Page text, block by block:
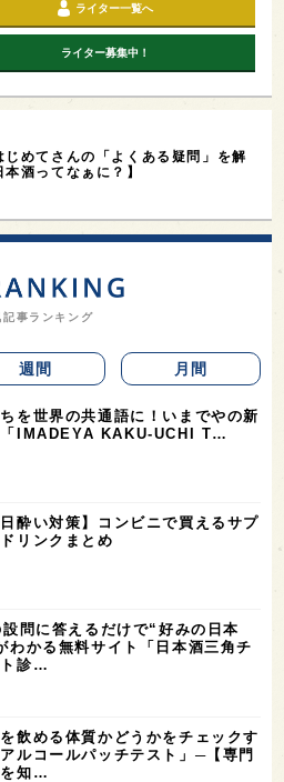
ライター一覧へ
ライター募集中！
じめてさんの「よくある疑問」を解
本酒ってなぁに？】
記事ランキング
週間 月間
を世界の共通語に！いまでやの新
「IMADEYA KAKU-UCHI T…
日酔い対策】コンビニで買えるサプ
リンクまとめ
問に答えるだけで“好みの日本
わかる無料サイト「日本酒三角チ
ト診…
飲める体質かどうかをチェックす
ルコールパッチテスト」─【専門
知…